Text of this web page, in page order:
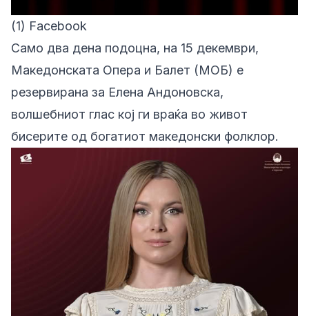
(1) Facebook
Само два дена подоцна, на 15 декември,
Македонската Опера и Балет (МОБ) е
резервирана за Елена Андоновска,
волшебниот глас кој ги враќа во живот
бисерите од богатиот македонски фолклор.